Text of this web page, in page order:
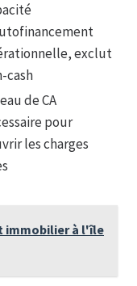
exclut
cash
de CA
pour
les charges
immobilier à l'île